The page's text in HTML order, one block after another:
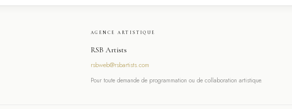
AGENCE ARTISTIQUE
RSB Artists
rsbweb@rsbartists.com
Pour toute demande de programmation ou de collaboration artistique.